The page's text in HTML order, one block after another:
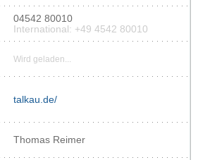
04542 80010
International: +49 4542 80010
Wird geladen...
talkau.de/
Thomas Reimer